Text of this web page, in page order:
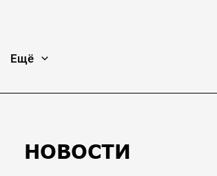
Ещё
НОВОСТИ